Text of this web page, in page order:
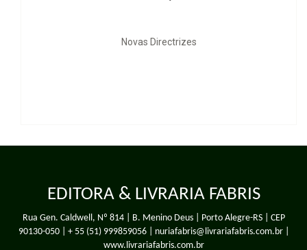
EDITORA & LIVRARIA FABRIS
Rua Gen. Caldwell, Nº 814 | B. Menino Deus | Porto Alegre-RS | CEP
90130-050 | + 55 (51) 999859056| nuriafabris@livrariafabris.com.br |
www.livrariafabris.com.br